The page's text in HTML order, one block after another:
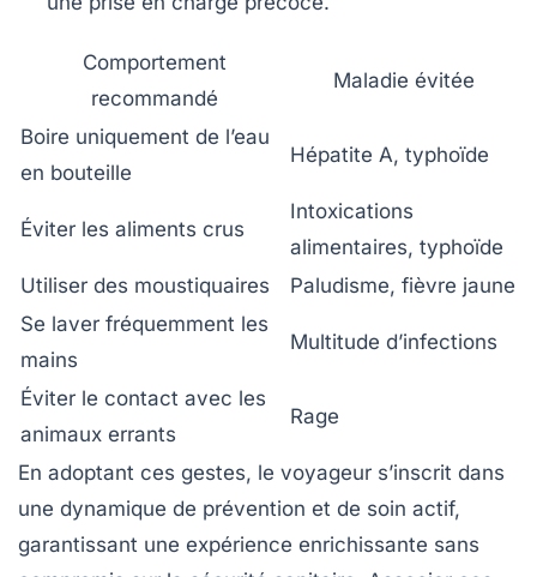
Comportement
recommandé
Maladie évitée
Boire uniquement de l’eau
en bouteille
Hépatite A, typhoïde
Éviter les aliments crus
Intoxications
alimentaires, typhoïde
Utiliser des moustiquaires
Paludisme, fièvre jaune
Se laver fréquemment les
mains
Multitude d’infections
Éviter le contact avec les
animaux errants
Rage
En adoptant ces gestes, le voyageur s’inscrit dans
une dynamique de prévention et de soin actif,
garantissant une expérience enrichissante sans